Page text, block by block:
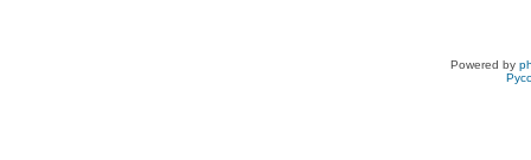
Powered by